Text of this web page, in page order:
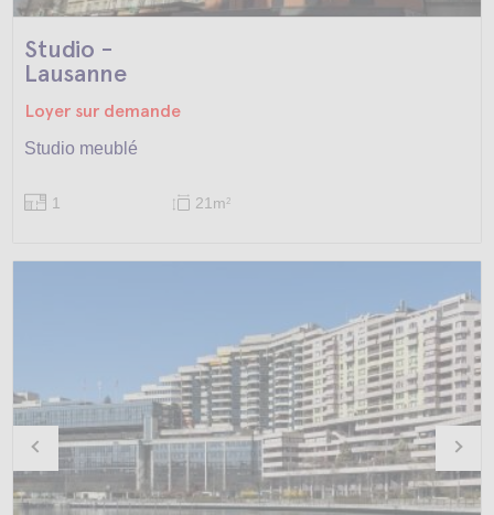
Studio -
Lausanne
Loyer sur demande
Studio meublé
1 21m 2